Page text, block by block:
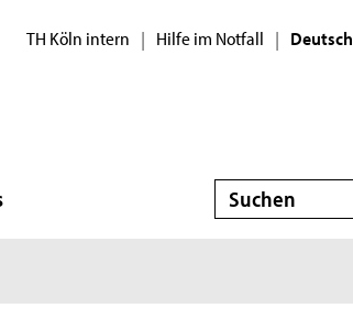
TH Köln intern | Hilfe im Notfall | Deutsch
Suche